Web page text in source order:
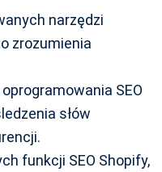
narzędzi
zrozumienia
SEO
słów
funkcji SEO Shopify,